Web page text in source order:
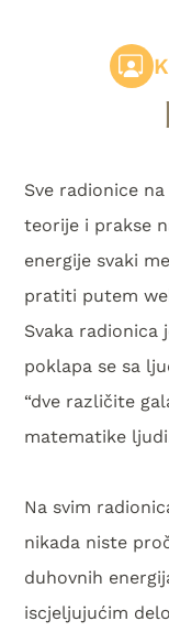
Sve radionice
teorije i prakse
energije svaki
pratiti putem
Svaka radionica
poklapa se sa
“dve različite
matematike
Na svim
nikada niste
duhovnih
iscjeljujućim